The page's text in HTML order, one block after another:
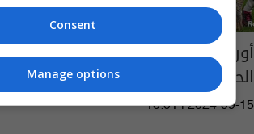
أوروبا قد تحرم إنجلترا من البطولات
الحكومي
10:01 | 2024-09-15
Consent
Manage options